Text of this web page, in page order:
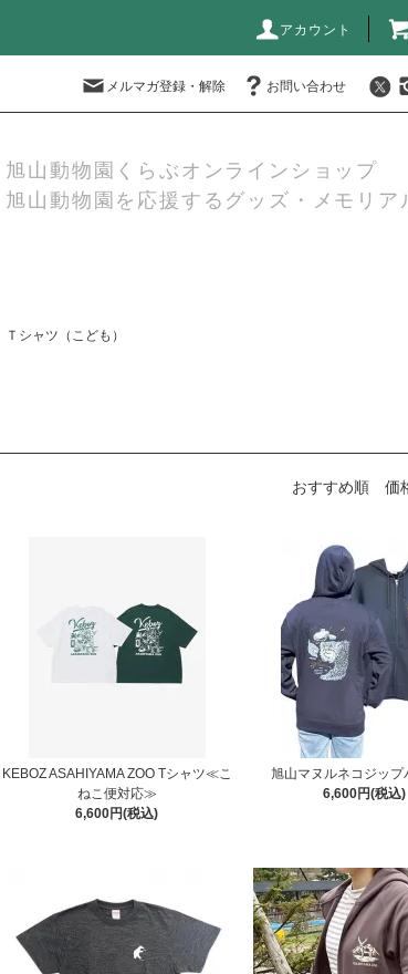
アカウント
メルマガ登録・解除 お問い合わせ
旭山動物園くらぶオンラインショップ
旭山動物園を応援するグッズ・メモリア
Ｔシャツ（こども）
おすすめ順 価
KEBOZ ASAHIYAMA ZOO Tシャツ≪こ
ねこ便対応≫
6,600円(税込)
旭山マヌルネコジップ
6,600円(税込)